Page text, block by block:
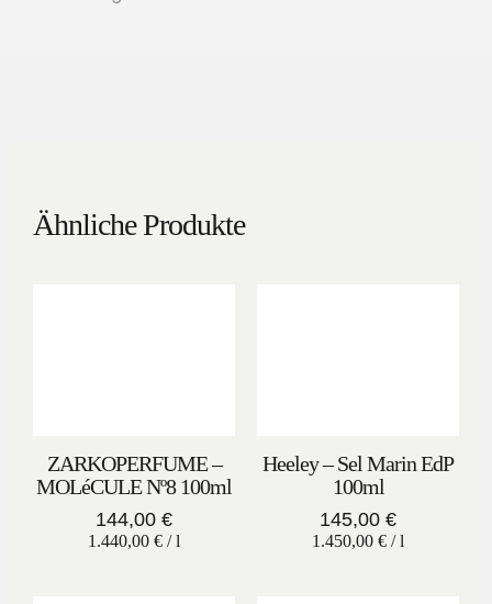
Ähnliche Produkte
ZARKOPERFUME –
MOLéCULE Nº8 100ml
144,00 €
1.440,00 € /l
Heeley – Sel Marin EdP
100ml
145,00 €
1.450,00 € /l